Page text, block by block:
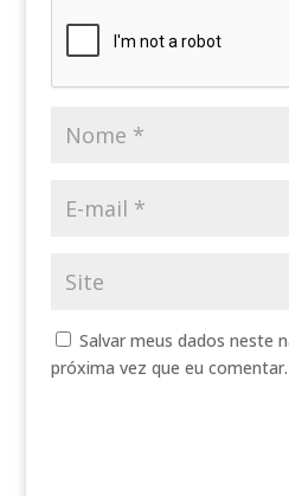
Salvar meus dados neste
próxima vez que eu comentar.